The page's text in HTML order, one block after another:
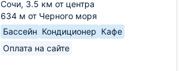
Сочи, 3.5 км от центра
634 м от Черного моря
Бассейн Кондиционер Кафе
Оплата на сайте